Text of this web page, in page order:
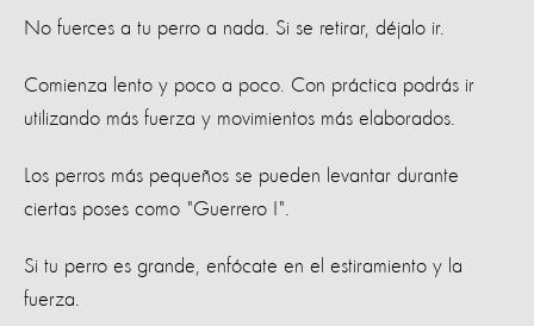
No fuerces a tu perro a nada. Si se retirar, déjalo ir.
Comienza lento y poco a poco. Con práctica podrás ir
utilizando más fuerza y movimientos más elaborados.
Los perros más pequeños se pueden levantar durante
ciertas poses como "Guerrero I".
Si tu perro es grande, enfócate en el estiramiento y la
fuerza.